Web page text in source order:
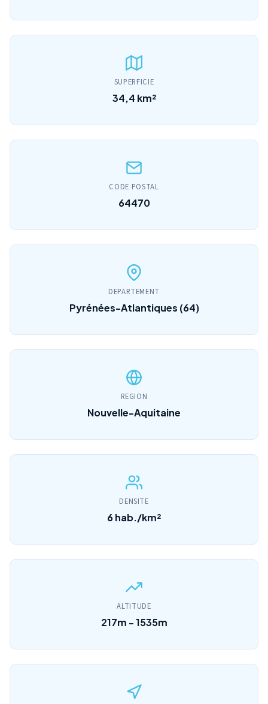
SUPERFICIE
34,4 km²
CODE POSTAL
64470
DEPARTEMENT
Pyrénées-Atlantiques (64)
REGION
Nouvelle-Aquitaine
DENSITE
6 hab./km²
ALTITUDE
217m - 1535m